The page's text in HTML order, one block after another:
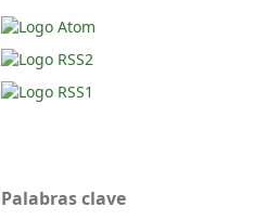
Palabras clave